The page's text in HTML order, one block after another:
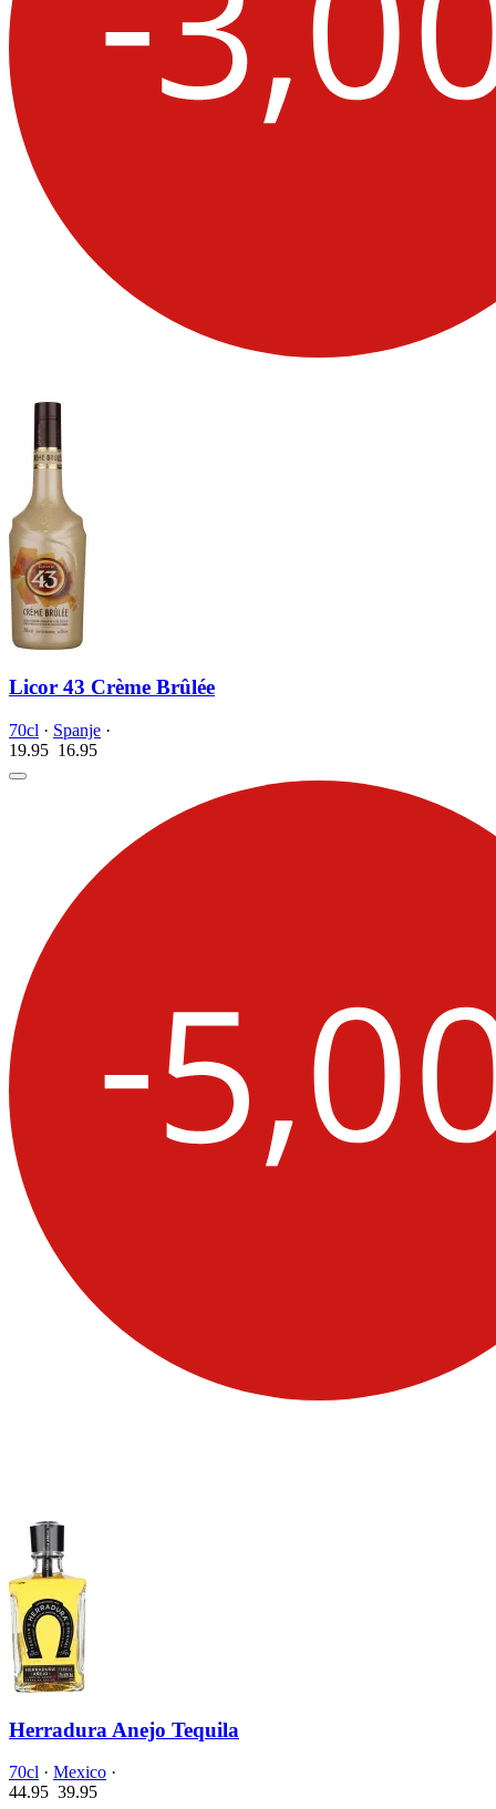
Licor 43 Crème Brûlée
70cl · Spanje ·
19.95 16.95
Herradura Anejo Tequila
70cl · Mexico ·
44.95 39.95